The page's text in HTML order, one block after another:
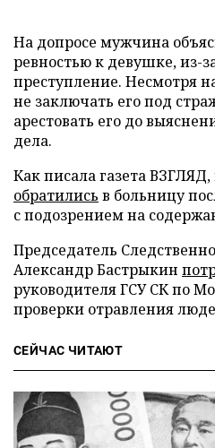
На допросе мужчина
ревностью к девушке, из-
преступление. Несмотря
не заключать его под
арестовать его до
дела.
Как писала газета
обратились в больницу
с подозрением на
Председатель
Александр Бастрыкин
руководителя ГСУ СК по
проверки отравления
СЕЙЧАС ЧИТАЮТ